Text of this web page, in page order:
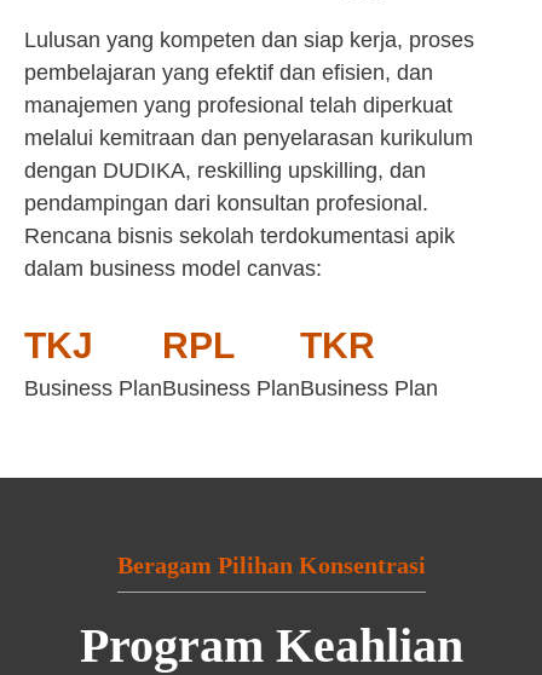
Lulusan yang kompeten dan siap kerja, proses
pembelajaran yang efektif dan efisien, dan
manajemen yang profesional telah diperkuat
melalui kemitraan dan penyelarasan kurikulum
dengan DUDIKA, reskilling upskilling, dan
pendampingan dari konsultan profesional.
Rencana bisnis sekolah terdokumentasi apik
dalam business model canvas:
TKJ
Business Plan
RPL
Business Plan
TKR
Business Plan
Beragam Pilihan Konsentrasi
Program Keahlian